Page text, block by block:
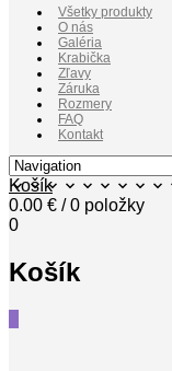
Všetky produkty
O nás
Galéria
Krabička
Zľavy
Záruka
Rozmery
FAQ
Kontakt
Košík
0.00 € / 0 položky
0
Košík